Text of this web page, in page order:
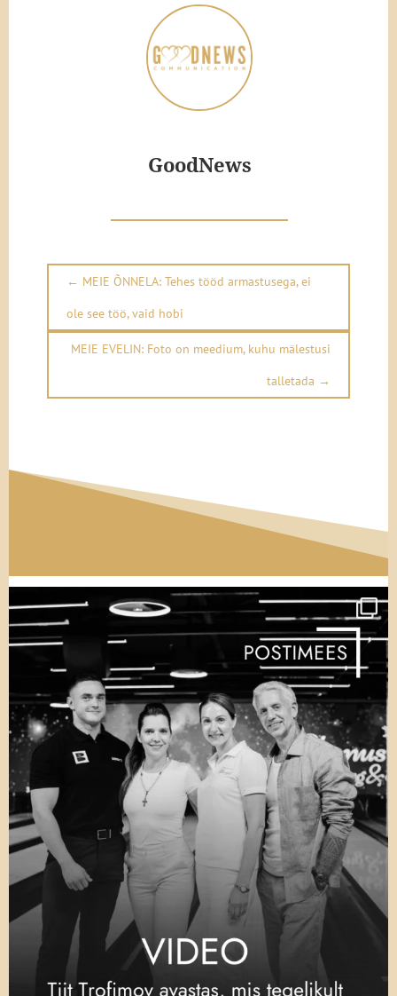
GoodNews
← MEIE ÕNNELA: Tehes tööd armastusega, ei
ole see töö, vaid hobi
MEIE EVELIN: Foto on meedium, kuhu mälestusi
talletada →